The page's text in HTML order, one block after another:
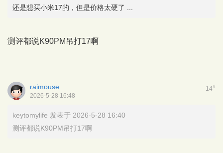
还是想买小米17的，但是价格太硬了 ...
测评都说K90PM吊打17啊
14#
raimouse
2026-5-28 16:48
keytomylife 发表于 2026-5-28 16:40
测评都说K90PM吊打17啊